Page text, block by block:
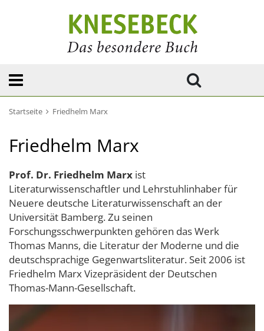
Startseite Friedhelm Marx
Friedhelm Marx
Prof. Dr. Friedhelm Marx ist
Literaturwissenschaftler und Lehrstuhlinhaber für
Neuere deutsche Literaturwissenschaft an der
Universität Bamberg. Zu seinen
Forschungsschwerpunkten gehören das Werk
Thomas Manns, die Literatur der Moderne und die
deutschsprachige Gegenwartsliteratur. Seit 2006 ist
Friedhelm Marx Vizepräsident der Deutschen
Thomas-Mann-Gesellschaft.